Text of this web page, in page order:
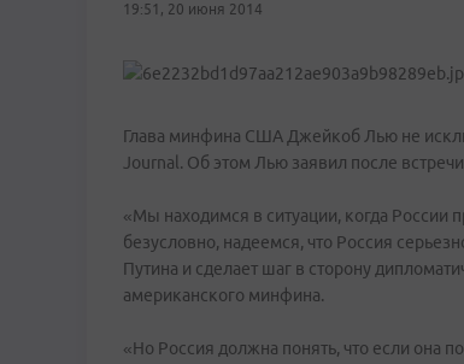
19:51, 20 июня 2014
Глава минфина США Джейкоб Лью не
Journal. Об этом Лью заявил после
«Мы находимся в ситуации, когда России
безусловно, надеемся, что Россия
Путина и сделает шаг в сторону
американского минфина.
«Но Россия должна понять, что если она